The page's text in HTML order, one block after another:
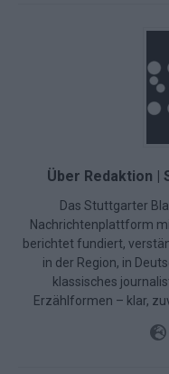
Über Redaktion
Das Stuttgarter
Nachrichtenplattform
berichtet fundiert,
in der Region, in
klassisches
Erzählformen – klar,